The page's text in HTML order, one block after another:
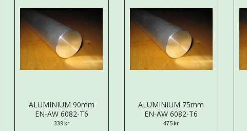
ALUMINIUM 90mm
EN-AW 6082-T6
339 kr
ALUMINIUM 75mm
EN-AW 6082-T6
475 kr